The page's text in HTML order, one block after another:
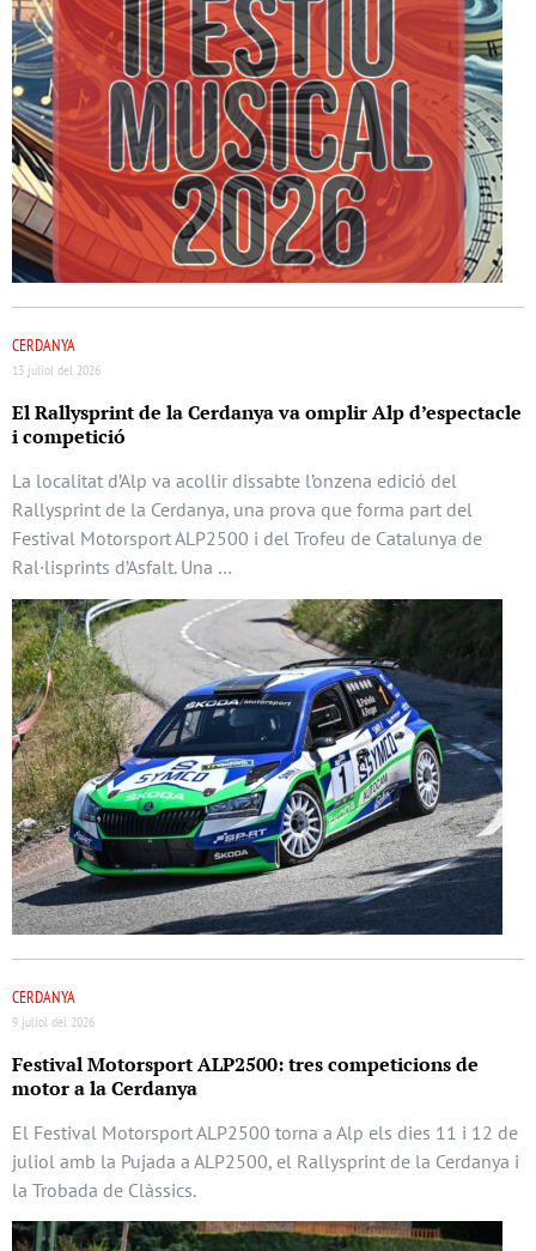
CERDANYA
13 juliol del 2026
El Rallysprint de la Cerdanya va omplir Alp d’espectacle
i competició
La localitat d’Alp va acollir dissabte l’onzena edició del
Rallysprint de la Cerdanya, una prova que forma part del
Festival Motorsport ALP2500 i del Trofeu de Catalunya de
Ral·lisprints d’Asfalt. Una …
CERDANYA
9 juliol del 2026
Festival Motorsport ALP2500: tres competicions de
motor a la Cerdanya
El Festival Motorsport ALP2500 torna a Alp els dies 11 i 12 de
juliol amb la Pujada a ALP2500, el Rallysprint de la Cerdanya i
la Trobada de Clàssics.